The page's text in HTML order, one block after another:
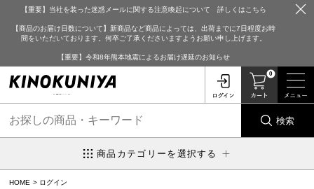
【重要】当社を装った迷惑メールに関する注意喚起について 詳しくはこちら
【商品のお届け日数について】新商品など商品によっては、出荷までに7日程度お時
間をいただいております。何卒ご了承くださいますようお願い申し上げます。
【重要】令和8年熊本地震によるお届け遅延のお知らせ
0
検索
商品カテゴリーを選択する
HOME ログイン